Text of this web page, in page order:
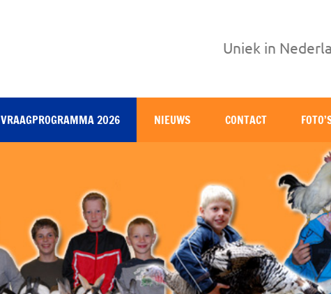
Uniek in
VRAAGPROGRAMMA 2026 NIEUWS CONTACT